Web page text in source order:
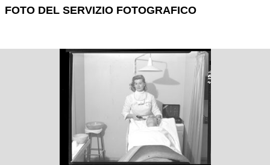
FOTO DEL SERVIZIO FOTOGRAFICO